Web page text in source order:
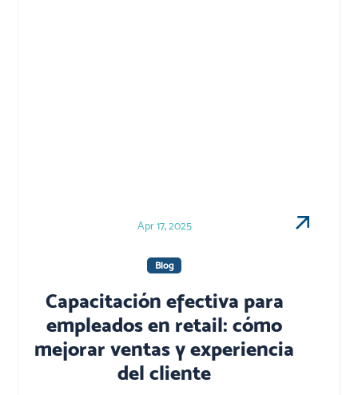
Apr 17, 2025
Blog
Capacitación efectiva para
empleados en retail: cómo
mejorar ventas y experiencia
del cliente